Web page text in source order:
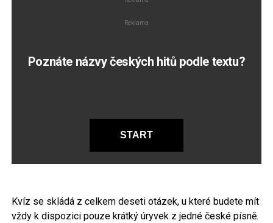
Reklama
Poznáte názvy českých hitů podle textu?
START
Kvíz se skládá z celkem deseti otázek, u které budete mít
vždy k dispozici pouze krátký úryvek z jedné české písně.